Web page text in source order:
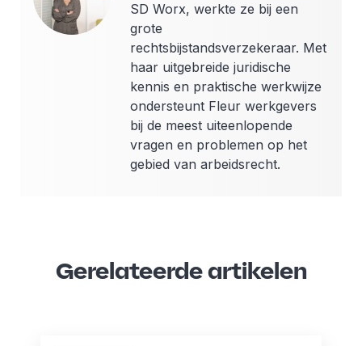
SD Worx, werkte ze bij een
grote
rechtsbijstandsverzekeraar. Met
haar uitgebreide juridische
kennis en praktische werkwijze
ondersteunt Fleur werkgevers
bij de meest uiteenlopende
vragen en problemen op het
gebied van arbeidsrecht.
Gerelateerde artikelen